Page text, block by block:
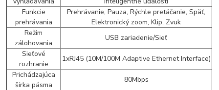
Funkcie
prehrávania
Prehrávanie, Pauza, Rýchle pretáčanie, Späť,
Elektronický zoom, Klip, Zvuk
Režim
zálohovania
USB zariadenie/Sieť
Sieťové
rozhranie
1xRJ45 (10M/100M Adaptive Ethernet Interface)
Prichádzajúca
šírka pásma
80Mbps